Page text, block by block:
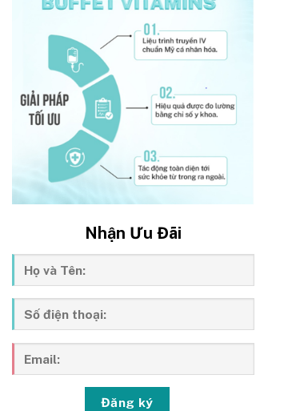
Nhận Ưu Đãi
Đăng ký